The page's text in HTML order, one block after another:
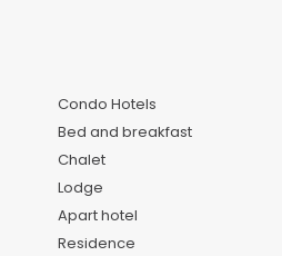
Condo Hotels
Bed and breakfast
Chalet
Lodge
Apart hotel
Residence